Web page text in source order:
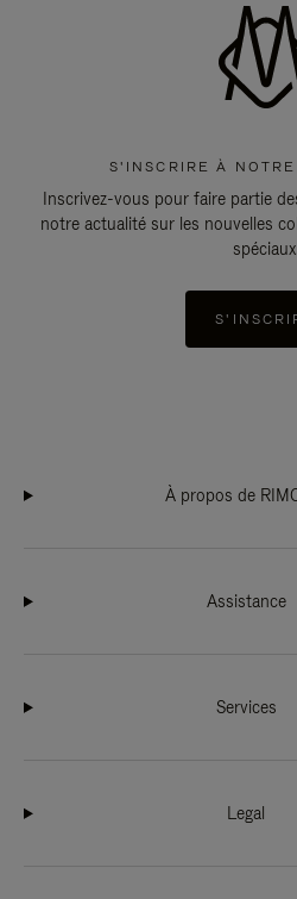
S'INSCRIRE À
Inscrivez-vous pour faire partie
notre actualité sur les nouvelles
À propos de
Assistance
Services
Legal